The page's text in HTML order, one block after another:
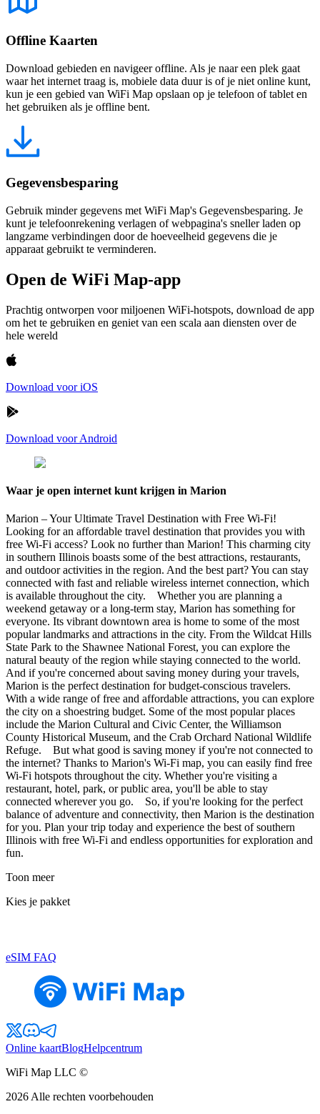
Offline Kaarten
Download gebieden en navigeer offline. Als je naar een plek gaat
waar het internet traag is, mobiele data duur is of je niet online kunt,
kun je een gebied van WiFi Map opslaan op je telefoon of tablet en
het gebruiken als je offline bent.
Gegevensbesparing
Gebruik minder gegevens met WiFi Map's Gegevensbesparing. Je
kunt je telefoonrekening verlagen of webpagina's sneller laden op
langzame verbindingen door de hoeveelheid gegevens die je
apparaat gebruikt te verminderen.
Open de WiFi Map-app
Prachtig ontworpen voor miljoenen WiFi-hotspots, download de app
om het te gebruiken en geniet van een scala aan diensten over de
hele wereld
Download voor iOS
Download voor Android
Waar je open internet kunt krijgen in Marion
Marion – Your Ultimate Travel Destination with Free Wi-Fi!
Looking for an affordable travel destination that provides you with
free Wi-Fi access? Look no further than Marion! This charming city
in southern Illinois boasts some of the best attractions, restaurants,
and outdoor activities in the region. And the best part? You can stay
connected with fast and reliable wireless internet connection, which
is available throughout the city. Whether you are planning a
weekend getaway or a long-term stay, Marion has something for
everyone. Its vibrant downtown area is home to some of the most
popular landmarks and attractions in the city. From the Wildcat Hills
State Park to the Shawnee National Forest, you can explore the
natural beauty of the region while staying connected to the world.
And if you're concerned about saving money during your travels,
Marion is the perfect destination for budget-conscious travelers.
With a wide range of free and affordable attractions, you can explore
the city on a shoestring budget. Some of the most popular places
include the Marion Cultural and Civic Center, the Williamson
County Historical Museum, and the Crab Orchard National Wildlife
Refuge. But what good is saving money if you're not connected to
the internet? Thanks to Marion's Wi-Fi map, you can easily find free
Wi-Fi hotspots throughout the city. Whether you're visiting a
restaurant, hotel, park, or public area, you'll be able to stay
connected wherever you go. So, if you're looking for the perfect
balance of adventure and connectivity, then Marion is the destination
for you. Plan your trip today and experience the best of southern
Illinois with free Wi-Fi and endless opportunities for exploration and
fun.
Toon meer
Kies je pakket
eSIM FAQ
Online kaartBlogHelpcentrum
WiFi Map LLC ©
2026 Alle rechten voorbehouden